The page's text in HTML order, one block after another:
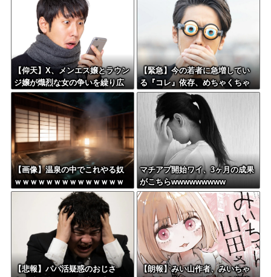
【仰天】X、メンエス嬢とラウン
ジ嬢が熾烈な女の争いを繰り広
げ対戦型になってしまうw w w
w w w w w
【緊急】今の若者に急増してい
る『コレ』依存、めちゃくちゃ
深刻な模様w w w w w w w w w
【画像】温泉の中でこれやる奴
ｗｗｗｗｗｗｗｗｗｗｗｗｗｗ
ｗｗ
マチアプ開始ワイ、3ヶ月の成果
がこちらwwwwwwwww
【悲報】パパ活疑惑のおじさ
【朗報】みい山作者、みいちゃ